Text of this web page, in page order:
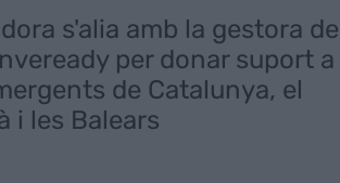
s'alia amb la gestora de
per donar suport a
de Catalunya, el
i les Balears